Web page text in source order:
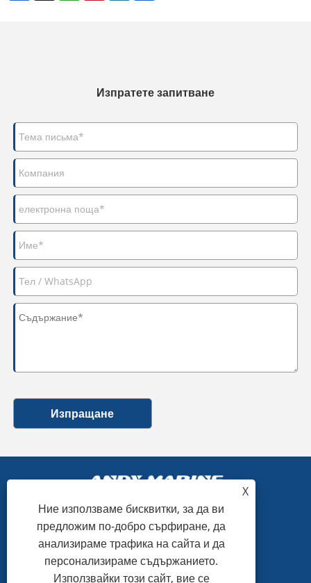
Изпратете запитване
Изпращане
+86-15865772126
andy@hardwaremarine.com
X
Ние използваме бисквитки, за да ви
предложим по-добро сърфиране, да
анализираме трафика на сайта и да
персонализираме съдържанието.
Използвайки този сайт, вие се